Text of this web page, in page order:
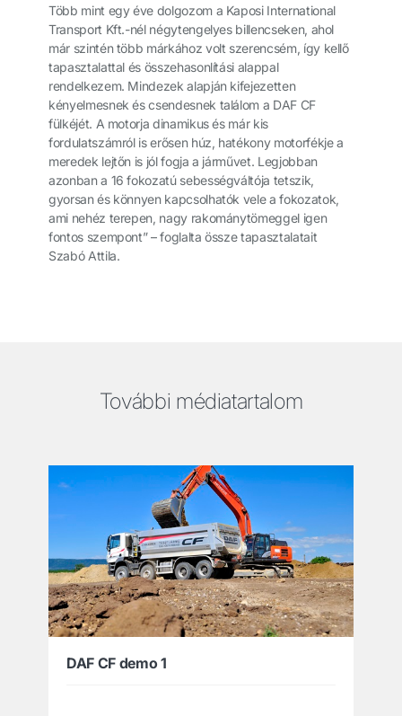
Több mint egy éve dolgozom a Kaposi International
Transport Kft.-nél négytengelyes billencseken, ahol
már szintén több márkához volt szerencsém, így kellő
tapasztalattal és összehasonlítási alappal
rendelkezem. Mindezek alapján kifejezetten
kényelmesnek és csendesnek találom a DAF CF
fülkéjét. A motorja dinamikus és már kis
fordulatszámról is erősen húz, hatékony motorfékje a
meredek lejtőn is jól fogja a járművet. Legjobban
azonban a 16 fokozatú sebességváltója tetszik,
gyorsan és könnyen kapcsolhatók vele a fokozatok,
ami nehéz terepen, nagy rakománytömeggel igen
fontos szempont” – foglalta össze tapasztalatait
Szabó Attila.
További médiatartalom
DAF CF demo 1